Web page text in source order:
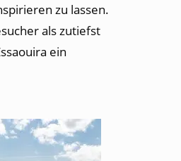
zu lassen.
als zutiefst
ein